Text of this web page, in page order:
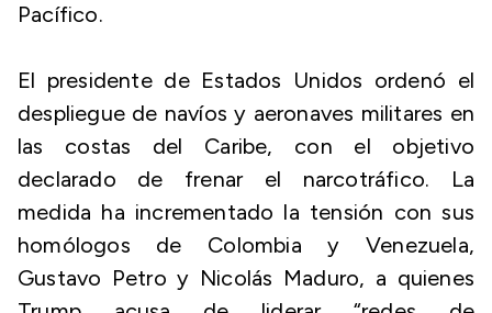
Pacífico.
El presidente de Estados Unidos ordenó el
despliegue de navíos y aeronaves militares en
las costas del Caribe, con el objetivo
declarado de frenar el narcotráfico. La
medida ha incrementado la tensión con sus
homólogos de Colombia y Venezuela,
Gustavo Petro y Nicolás Maduro, a quienes